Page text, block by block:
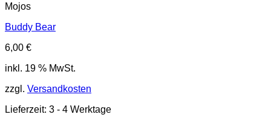
Mojos
Buddy Bear
6,00 €
inkl. 19 % MwSt.
zzgl. Versandkosten
Lieferzeit: 3 - 4 Werktage